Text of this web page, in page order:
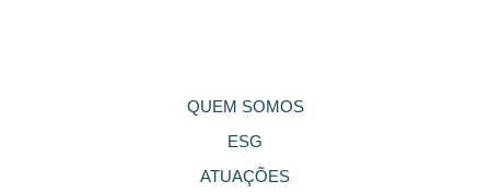
QUEM SOMOS
ESG
ATUAÇÕES